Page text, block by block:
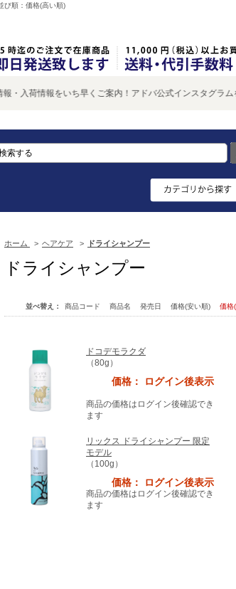
び順：価格(高い順)
荷情報をいち早くご案内！アドバ公式インスタグラムを今
ホーム > ヘアケア > ドライシャンプー
ドライシャンプー
並べ替え： 商品コード 商品名 発売日 価格(安い順) 価格
ドコデモラクダ
（80g）
価格： ログイン後表示
商品の価格はログイン後確認でき
ます
リックス ドライシャンプー 限定
モデル
（100g）
価格： ログイン後表示
商品の価格はログイン後確認でき
ます